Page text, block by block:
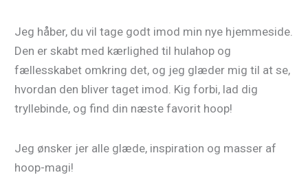
Jeg håber, du vil tage godt imod min nye hjemmeside.
Den er skabt med kærlighed til hulahop og
fællesskabet omkring det, og jeg glæder mig til at se,
hvordan den bliver taget imod. Kig forbi, lad dig
tryllebinde, og find din næste favorit hoop!
Jeg ønsker jer alle glæde, inspiration og masser af
hoop-magi!